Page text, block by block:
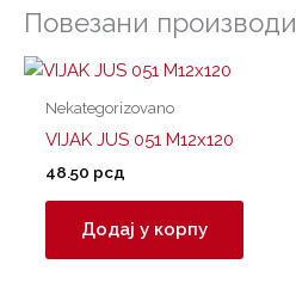
Повезани производи
Nekategorizovano
VIJAK JUS 051 M12x120
48.50 рсд
Додај у корпу